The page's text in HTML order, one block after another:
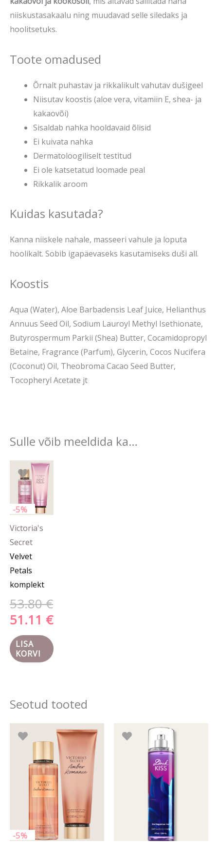
niiskustasakaalu ning muudavad selle siledaks ja
hoolitsetuks.
Toote omadused
Õrnalt puhastav ja rikkalikult vahutav dušigeel
Niisutav koostis (aloe vera, vitamiin E, shea- ja
kakaovõi)
Sisaldab nahka hooldavaid õlisid
Ei kuivata nahka
Dermatoloogiliselt testitud
Ei ole katsetatud loomade peal
Rikkalik aroom
Kuidas kasutada?
Kanna niiskele nahale, masseeri vahule ja loputa
hoolikalt. Sobib igapäevaseks kasutamiseks duši all.
Koostis
Aqua (Water), Aloe Barbadensis Leaf Juice, Helianthus
Annuus Seed Oil, Sodium Lauroyl Methyl Isethionate,
Butyrospermum Parkii (Shea) Butter, Cocamidopropyl
Betaine, Fragrance (Parfum), Glycerin, Cocos Nucifera
(Coconut) Oil, Theobroma Cacao Seed Butter,
Tocopheryl Acetate jt
Sulle võib meeldida ka…
-5%
Victoria's
Secret
Velvet
Petals
komplekt
53.80€
hind
53.80 €.
51.11 €
LISA
KORVI
Seotud tooted
-5%
Algne
hind
oli:
52.90 €.